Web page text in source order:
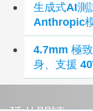
生成式AI測
Anthropic
4.7mm 極
身、支援